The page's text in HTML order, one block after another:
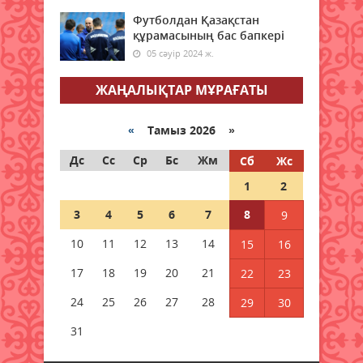
08 тамыз 2026 ж. 69
арналған апталық іс-шаралар
өтуде
Мәслихат сессиясында маңызды
мәселелер қаралды
Қызылордада 2026 жылы
құрылысқа 177 млрд теңге
бөлінді
Жамбылда жаңа флюорит
Футболдан Қазақстан
құрамасының бас бапкері
05 сәуір 2024 ж.
ЖАҢАЛЫҚТАР МҰРАҒАТЫ
« Тамыз 2026 »
Дс
Сс Ср Бс Жм Сб
Жс
1
2
3
4 5 6 7 8
9
10
11 12 13 14 15
16
17
18 19 20 21 22
23
24
25 26 27 28 29
30
31